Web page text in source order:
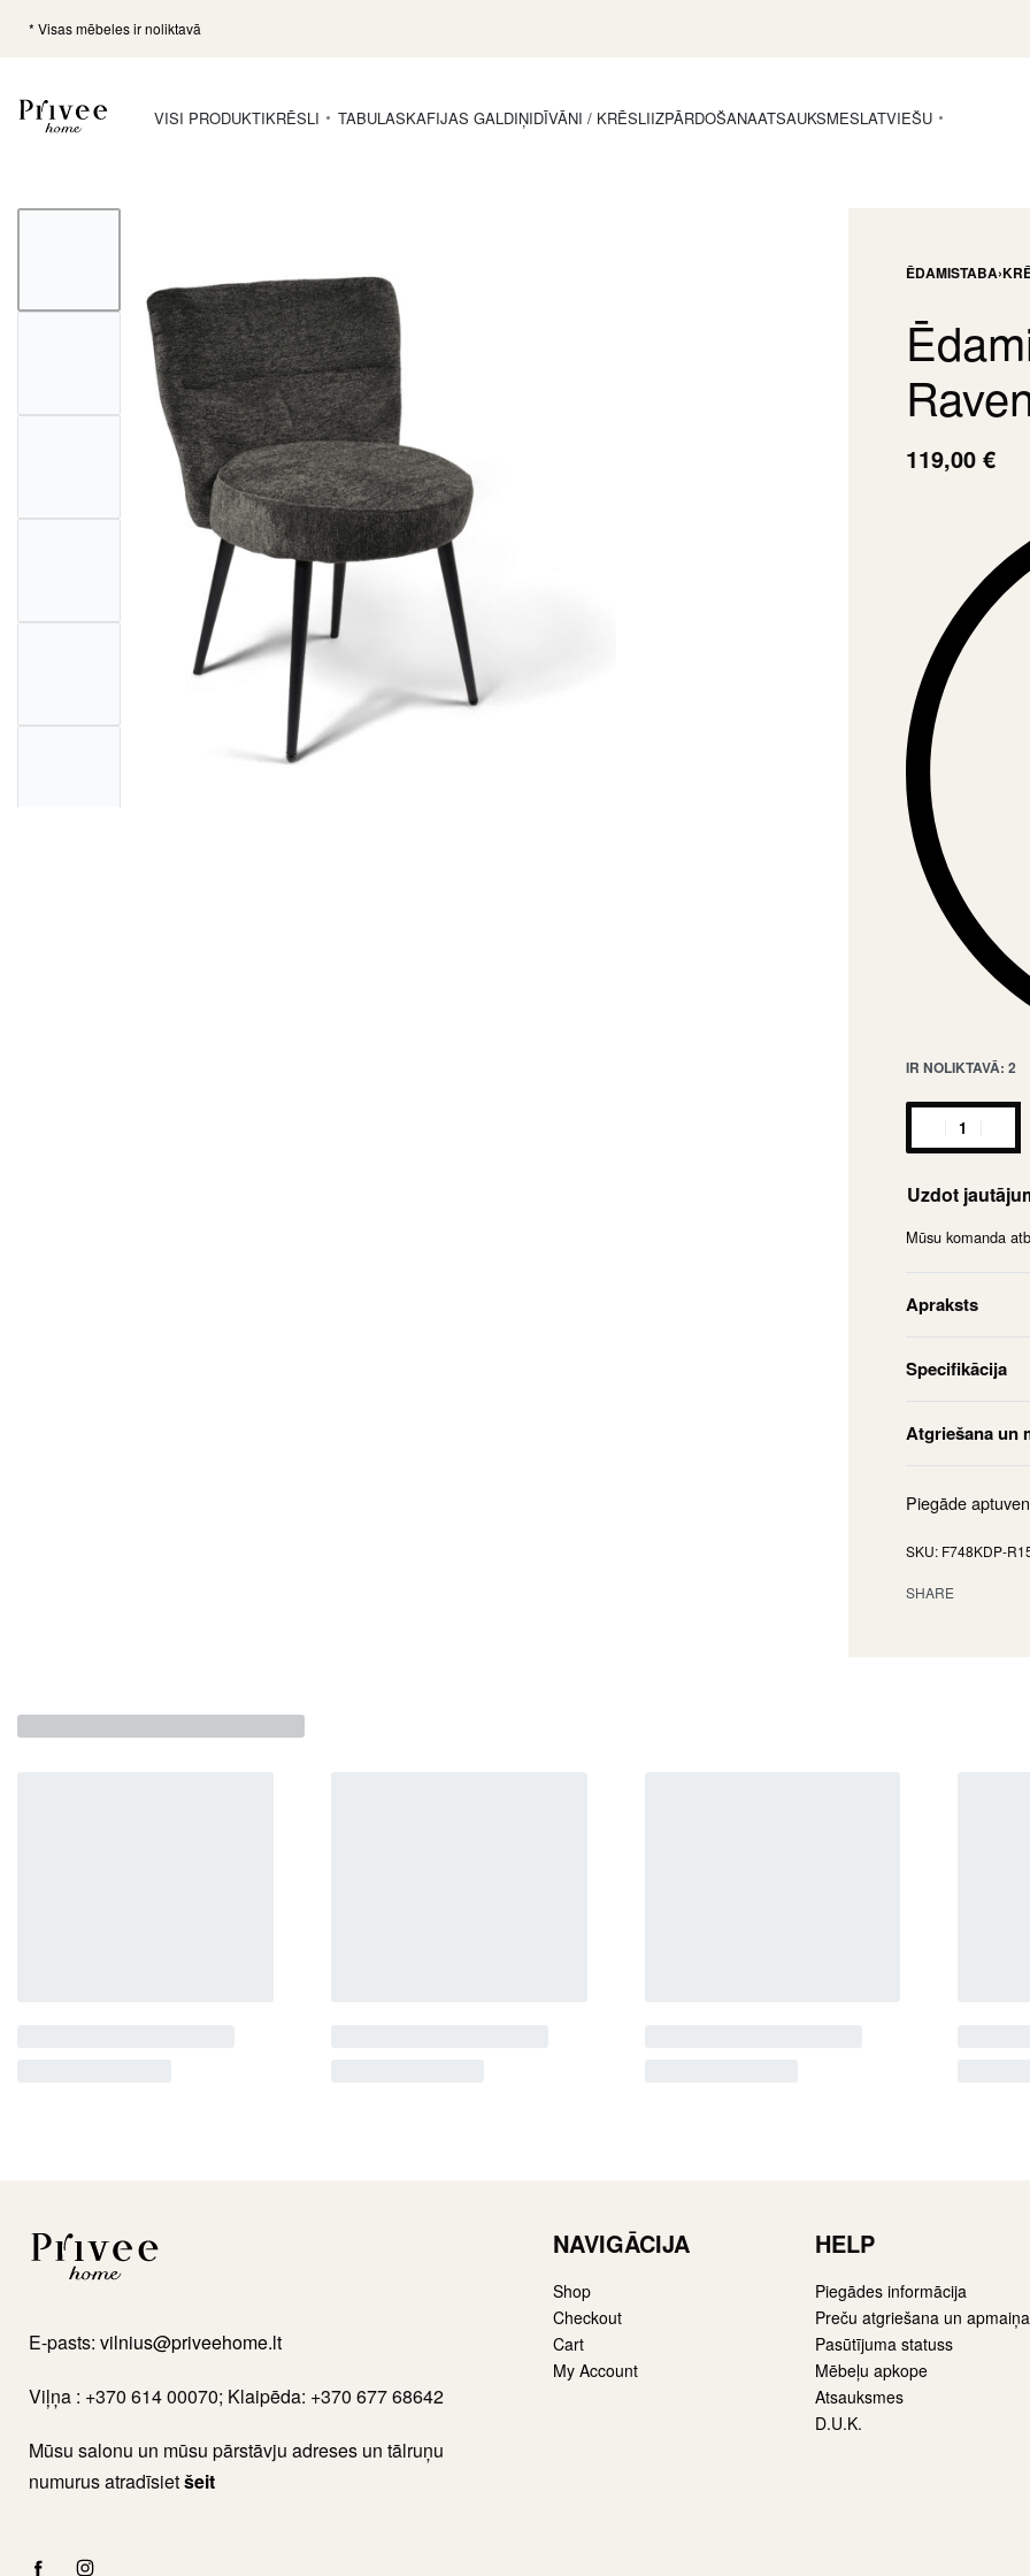
* Visas mēbeles ir noliktavā
VISI PRODUKTIKRĒSLI TABULASKAFIJAS GALDIŅIDĪVĀNI / KRĒSLIIZPĀRDOŠANAATSAUKSMESLATVIEŠU
ĒDAMISTABA›
119,00 €
IR NOLIKTAVĀ: 2
Uzdot
Mūsu komanda
Apraksts
Specifikācija
Atgriešana un
Piegāde
F748KDP-
SHARE
E-pasts: vilnius@priveehome.lt
Viļņa : +370 614 00070; Klaipēda: +370 677 68642
Mūsu salonu un mūsu pārstāvju adreses un tālruņu
numurus atradīsietšeit
NAVIGĀCIJA
Shop
Checkout
Cart
My Account
HELP
Piegādes informācija
Preču atgriešana un apmaiņa
Pasūtījuma statuss
Mēbeļu apkope
Atsauksmes
D.U.K.